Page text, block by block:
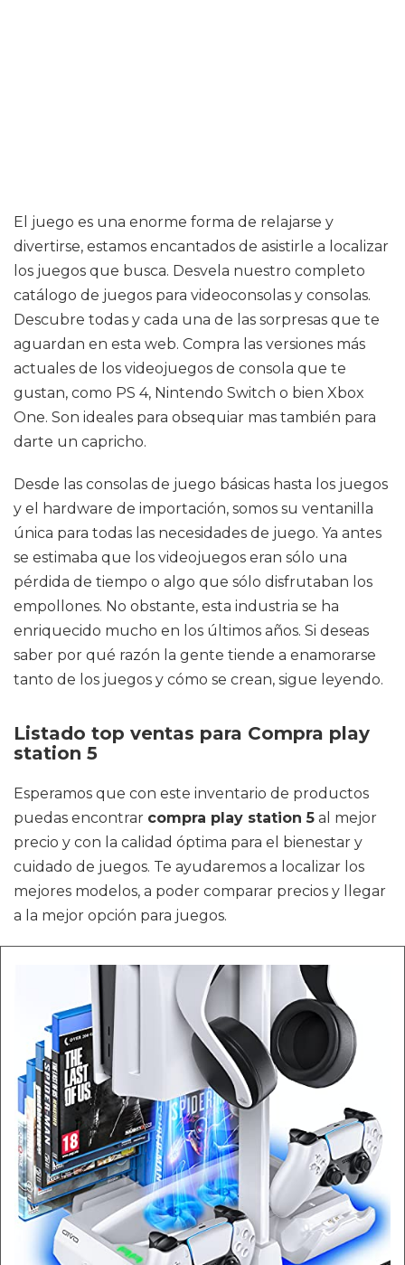
El juego es una enorme forma de relajarse y
divertirse, estamos encantados de asistirle a localizar
los juegos que busca. Desvela nuestro completo
catálogo de juegos para videoconsolas y consolas.
Descubre todas y cada una de las sorpresas que te
aguardan en esta web. Compra las versiones más
actuales de los videojuegos de consola que te
gustan, como PS 4, Nintendo Switch o bien Xbox
One. Son ideales para obsequiar mas también para
darte un capricho.
Desde las consolas de juego básicas hasta los juegos
y el hardware de importación, somos su ventanilla
única para todas las necesidades de juego. Ya antes
se estimaba que los videojuegos eran sólo una
pérdida de tiempo o algo que sólo disfrutaban los
empollones. No obstante, esta industria se ha
enriquecido mucho en los últimos años. Si deseas
saber por qué razón la gente tiende a enamorarse
tanto de los juegos y cómo se crean, sigue leyendo.
Listado top ventas para Compra play
station 5
Esperamos que con este inventario de productos
puedas encontrar compra play station 5 al mejor
precio y con la calidad óptima para el bienestar y
cuidado de juegos. Te ayudaremos a localizar los
mejores modelos, a poder comparar precios y llegar
a la mejor opción para juegos.